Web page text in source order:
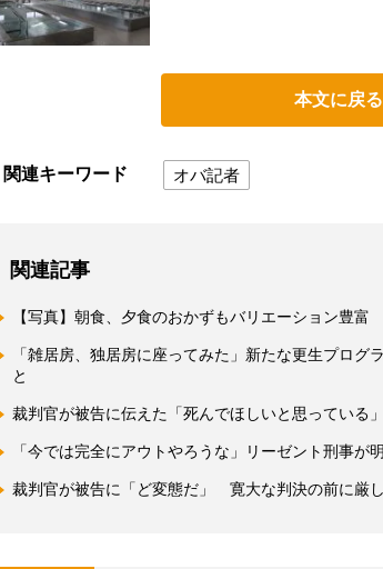
本文に戻る
関連キーワード オバ記者
関連記事
【写真】朝食、夕食のおかずもバリエーション豊富
「雑居房、独居房に座ってみた」新たな更生プログ
と
裁判官が被告に伝えた「死んでほしいと思っている
「今では完全にアウトやろうな」リーゼント刑事が
裁判官が被告に「ど変態だ」 寛大な判決の前に厳